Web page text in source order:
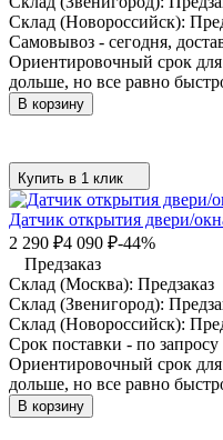
Склад (Новороссийск):
Самовывоз - сегодня,
Ориентировочный срок
дольше, но все равно
В корзину
Купить в 1 клик
Датчик открытия двери/
2 290 ₽4 090 ₽-44%
Предзаказ
Склад (Москва): Предзаказ
Склад (Звенигород):
Склад (Новороссийск):
Срок поставки - по запросу
Ориентировочный срок
дольше, но все равно
В корзину